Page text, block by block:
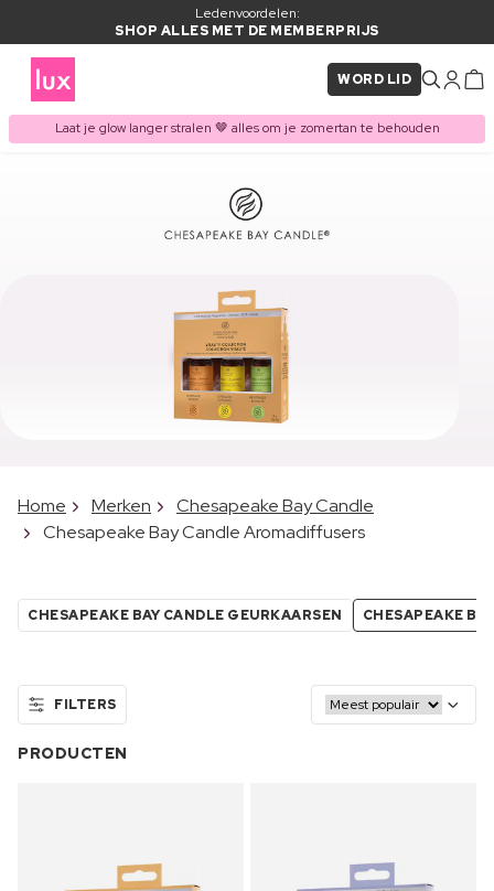
Ledenvoordelen:
SHOP ALLES MET DE MEMBERPRIJS
WORD LID
Laat je glow langer stralen 🤎 alles om je zomertan te behouden
Home Merken
Chesapeake Bay Candle
Chesapeake Bay Candle Aromadiffusers
CHESAPEAKE BAY CANDLE GEURKAARSEN CHESAPEAKE
FILTERS
PRODUCTEN